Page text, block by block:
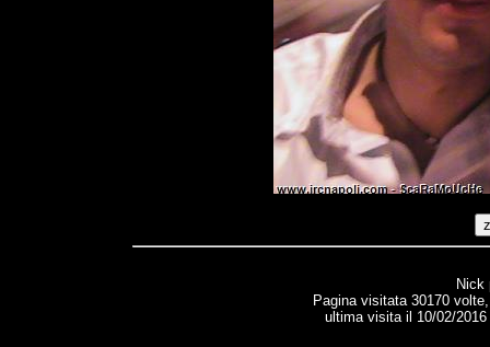
Nick
Pagina visitata 30170
ultima visita il 10/02/